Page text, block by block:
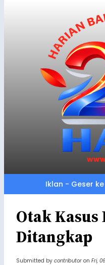
Iklan - Geser
Otak
Ditangkap
Submitted by contributor on Fri,